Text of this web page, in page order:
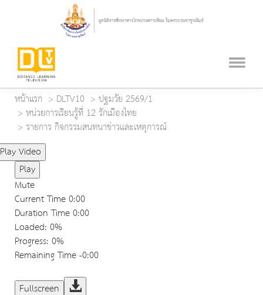
หน้าแรก DLTV10
ปฐมวัย 2569/1
หน่วยการเรียนรู้ที่ 12 รักเมืองไทย
รายการ กิจกรรมสนทนาข่าวและเหตุการณ์
Play Video
Play
Mute
Current Time0:00
Duration Time0:00
Loaded: 0%
Progress: 0%
Remaining Time-0:00
Fullscreen